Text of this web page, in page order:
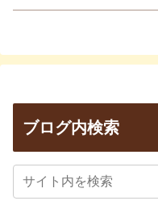
ブログ内検索